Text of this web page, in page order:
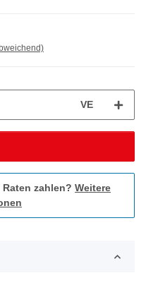
VE
zahlen? Weitere